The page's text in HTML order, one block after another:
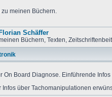
meinen Büchern.
Schäffer
Büchern, Texten,
On Board Diagnose. Einführende
über Tachomanipulationen